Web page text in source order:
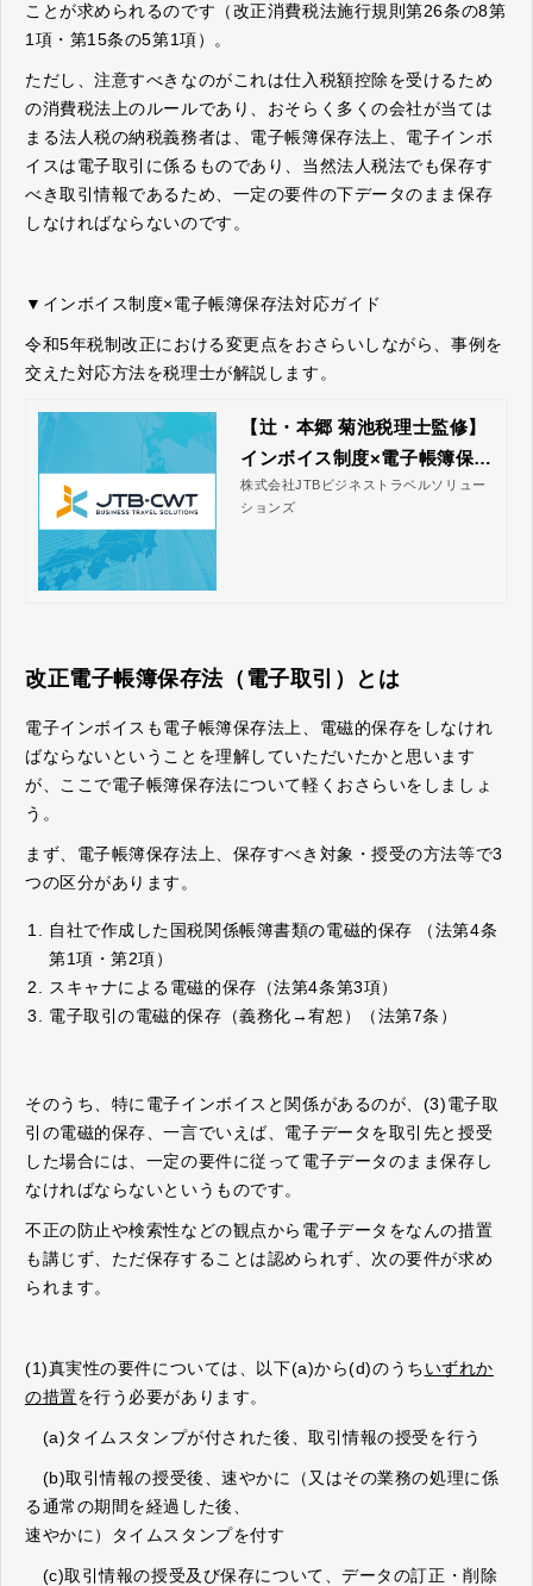
ことが求められるのです（改正消費税法施行規則第26条の8第
1項・第15条の5第1項）。
ただし、注意すべきなのがこれは仕入税額控除を受けるため
の消費税法上のルールであり、おそらく多くの会社が当ては
まる法人税の納税義務者は、電子帳簿保存法上、電子インボ
イスは電子取引に係るものであり、当然法人税法でも保存す
べき取引情報であるため、一定の要件の下データのまま保存
しなければならないのです。
▼インボイス制度×電子帳簿保存法対応ガイド
令和5年税制改正における変更点をおさらいしながら、事例を
交えた対応方法を税理士が解説します。
【辻・本郷 菊池税理士監修】
インボイス制度×電子帳簿保存
法対応ガイド｜株式会社JTB
ビジネストラベルソリューシ
株式会社JTBビジネストラベルソリュー
ションズ
改正電子帳簿保存法（電子取引）とは
電子インボイスも電子帳簿保存法上、電磁的保存をしなけれ
ばならないということを理解していただいたかと思います
が、ここで電子帳簿保存法について軽くおさらいをしましょ
う。
まず、電子帳簿保存法上、保存すべき対象・授受の方法等で3
つの区分があります。
自社で作成した国税関係帳簿書類の電磁的保存 （法第4条
第1項・第2項）
スキャナによる電磁的保存（法第4条第3項）
電子取引の電磁的保存（義務化→宥恕）（法第7条）
そのうち、特に電子インボイスと関係があるのが、(3)電子取
引の電磁的保存、一言でいえば、電子データを取引先と授受
した場合には、一定の要件に従って電子データのまま保存し
なければならないというものです。
不正の防止や検索性などの観点から電子データをなんの措置
も講じず、ただ保存することは認められず、次の要件が求め
られます。
(1)真実性の要件については、以下(a)から(d)のうちいずれか
の措置を行う必要があります。
(a)タイムスタンプが付された後、取引情報の授受を行う
(b)取引情報の授受後、速やかに（又はその業務の処理に係
る通常の期間を経過した後、
速やかに）タイムスタンプを付す
(c)取引情報の授受及び保存について、データの訂正・削除